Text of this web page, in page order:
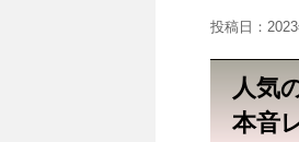
投稿日：
人気
本音